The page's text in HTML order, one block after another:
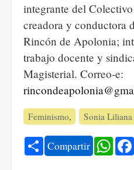
integrante del
creadora y conductora
Rincón de Apolonia;
trabajo docente y
Magisterial. Correo-e:
Feminismo Sonia
Share
Compartir